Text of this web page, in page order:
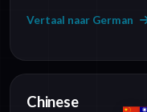
Vertaal naar German
Chinese